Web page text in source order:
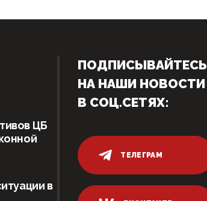
ЦБ
в
ПОДПИСЫВАЙТЕСЬ
НА НАШИ НОВОСТИ
В СОЦ.СЕТЯХ:
ТЕЛЕГРАМ